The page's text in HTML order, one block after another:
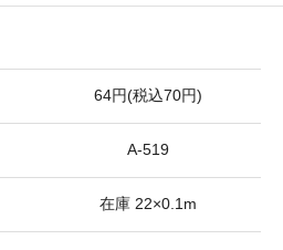
64円(税込70円)
A-519
在庫 22×0.1m